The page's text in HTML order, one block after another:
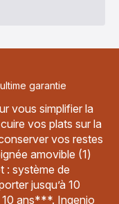
garantie
vous simplifier la
vos plats sur la
vos restes
amovible (1)
: système de
jusqu’à 10
ans***. Ingenio